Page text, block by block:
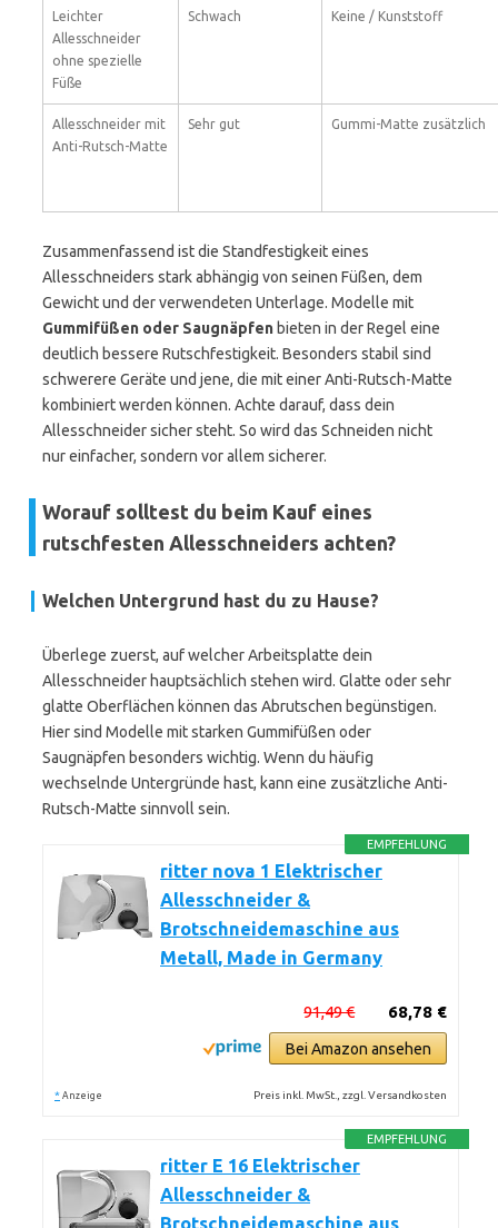
Leichter
Allesschneider
ohne spezielle
Füße
Schwach Keine / Kunststoff
Allesschneider mit
Anti-Rutsch-Matte
Sehr gut Gummi-Matte zusätzlich
Zusammenfassend ist die Standfestigkeit eines
Allesschneiders stark abhängig von seinen Füßen, dem
Gewicht und der verwendeten Unterlage. Modelle mit
Gummifüßen oder Saugnäpfen bieten in der Regel eine
deutlich bessere Rutschfestigkeit. Besonders stabil sind
schwerere Geräte und jene, die mit einer Anti-Rutsch-Matte
kombiniert werden können. Achte darauf, dass dein
Allesschneider sicher steht. So wird das Schneiden nicht
nur einfacher, sondern vor allem sicherer.
Worauf solltest du beim Kauf eines
rutschfesten Allesschneiders achten?
Welchen Untergrund hast du zu Hause?
Überlege zuerst, auf welcher Arbeitsplatte dein
Allesschneider hauptsächlich stehen wird. Glatte oder sehr
glatte Oberflächen können das Abrutschen begünstigen.
Hier sind Modelle mit starken Gummifüßen oder
Saugnäpfen besonders wichtig. Wenn du häufig
wechselnde Untergründe hast, kann eine zusätzliche Anti-
Rutsch-Matte sinnvoll sein.
EMPFEHLUNG
ritter nova 1 Elektrischer
Allesschneider &
Brotschneidemaschine aus
Metall, Made in Germany
68,78 €
91,49 €
Bei Amazon ansehen
* Anzeige Preis inkl. MwSt., zzgl. Versandkosten
EMPFEHLUNG
ritter E 16 Elektrischer
Allesschneider &
Brotschneidemaschine aus